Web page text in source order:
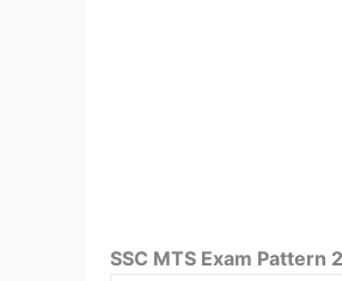
SSC MTS Exam Pattern